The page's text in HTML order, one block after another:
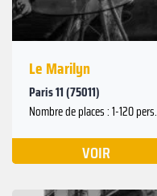
Le Marilyn
Paris 11 (75011)
Nombre de places : 1-120 pers.
VOIR